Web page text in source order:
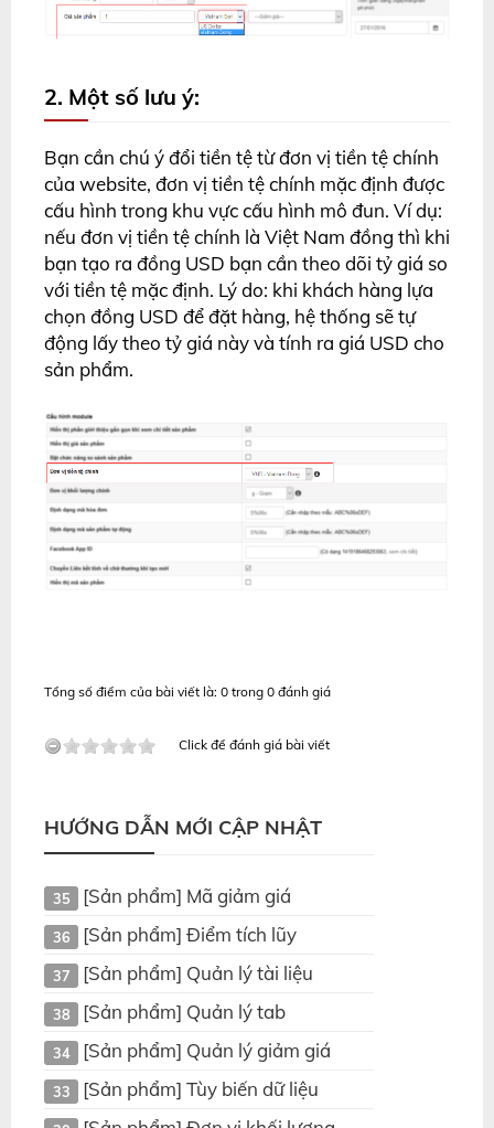
2. Một số lưu ý:
Bạn cần chú ý đổi tiền tệ từ đơn vị tiền tệ chính
của website, đơn vị tiền tệ chính mặc định được
cấu hình trong khu vực cấu hình mô đun. Ví dụ:
nếu đơn vị tiền tệ chính là Việt Nam đồng thì khi
bạn tạo ra đồng USD bạn cần theo dõi tỷ giá so
với tiền tệ mặc định. Lý do: khi khách hàng lựa
chọn đồng USD để đặt hàng, hệ thống sẽ tự
động lấy theo tỷ giá này và tính ra giá USD cho
sản phẩm.
Tổng số điểm của bài viết là: 0 trong 0 đánh giá
Click để đánh giá bài viết
HƯỚNG DẪN MỚI CẬP NHẬT
35 [Sản phẩm] Mã giảm giá
36 [Sản phẩm] Điểm tích lũy
37 [Sản phẩm] Quản lý tài liệu
38 [Sản phẩm] Quản lý tab
34 [Sản phẩm] Quản lý giảm giá
33 [Sản phẩm] Tùy biến dữ liệu